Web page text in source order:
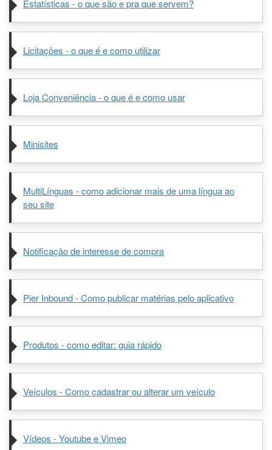
Estatísticas - o que são e pra que servem?
Licitações - o que é e como utilizar
Loja Conveniência - o que é e como usar
Minisites
MultiLínguas - como adicionar mais de uma língua ao
seu site
Notificação de interesse de compra
Pier Inbound - Como publicar matérias pelo aplicativo
Produtos - como editar: guia rápido
Veículos - Como cadastrar ou alterar um veículo
Vídeos - Youtube e Vimeo